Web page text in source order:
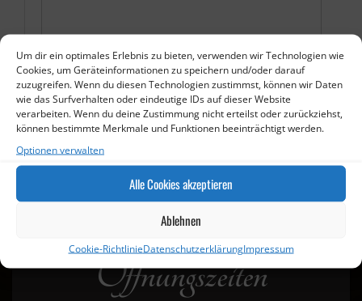
Um dir ein optimales Erlebnis zu bieten, verwenden wir Technologien wie
Cookies, um Geräteinformationen zu speichern und/oder darauf
zuzugreifen. Wenn du diesen Technologien zustimmst, können wir Daten
wie das Surfverhalten oder eindeutige IDs auf dieser Website
verarbeiten. Wenn du deine Zustimmung nicht erteilst oder zurückziehst,
können bestimmte Merkmale und Funktionen beeinträchtigt werden.
Optionen verwalten
Alle Cookies akzeptieren
Ablehnen
Cookie-RichtlinieDatenschutzerklärungImpressum
Öffnungszeiten